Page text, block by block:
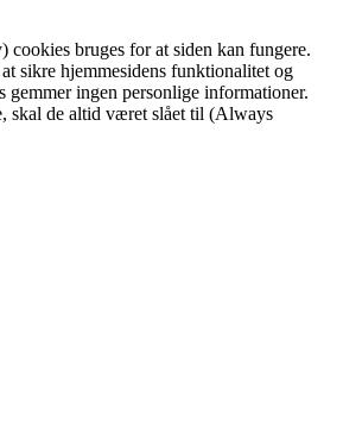
cookies bruges for at siden kan fungere.
sikre hjemmesidens funktionalitet og
gemmer ingen personlige informationer.
skal de altid været slået til (Always